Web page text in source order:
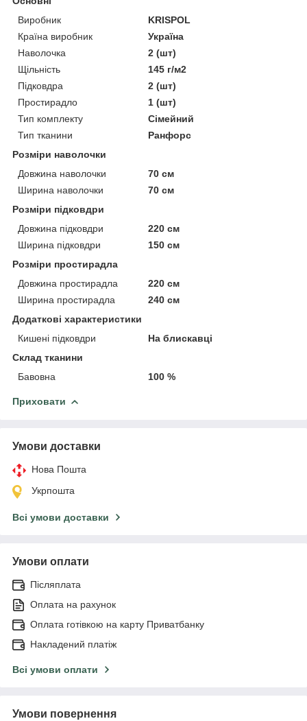
Виробник
KRISPOL
Країна виробник
Україна
Наволочка
2 (шт)
Щільність
145 г/м2
Підковдра
2 (шт)
Простирадло
1 (шт)
Тип комплекту
Сімейний
Тип тканини
Ранфорс
Розміри наволочки
Довжина наволочки
70 см
Ширина наволочки
70 см
Розміри підковдри
Довжина підковдри
220 см
Ширина підковдри
150 см
Розміри простирадла
Довжина простирадла
220 см
Ширина простирадла
240 см
Додаткові характеристики
Кишені підковдри
На блискавці
Склад тканини
Бавовна
100 %
Приховати
Умови доставки
Нова Пошта
Укрпошта
Всі умови доставки
Умови оплати
Післяплата
Оплата на рахунок
Оплата готівкою на карту Приватбанку
Накладений платіж
Всі умови оплати
Умови повернення